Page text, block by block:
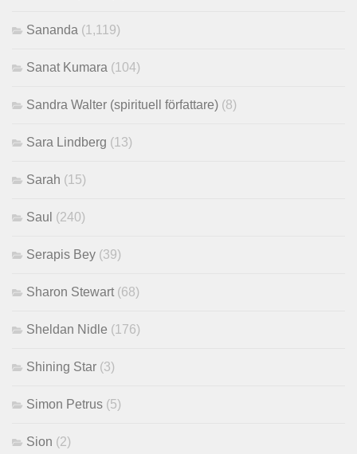
Sananda (1,119)
Sanat Kumara (104)
Sandra Walter (spirituell författare) (8)
Sara Lindberg (13)
Sarah (15)
Saul (240)
Serapis Bey (39)
Sharon Stewart (68)
Sheldan Nidle (176)
Shining Star (3)
Simon Petrus (5)
Sion (2)